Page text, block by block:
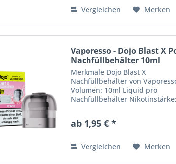
Vergleichen Merken
Vaporesso - Dojo Blast X
Nachfüllbehälter 10ml
Merkmale Dojo Blast X
Nachfüllbehälter von
Volumen: 10ml Liquid pro
Nachfüllbehälter Nikotinstärke:
Kompatibilität: Dojo Blast X
erhältlich)...
ab 1,95 € *
Vergleichen Merken